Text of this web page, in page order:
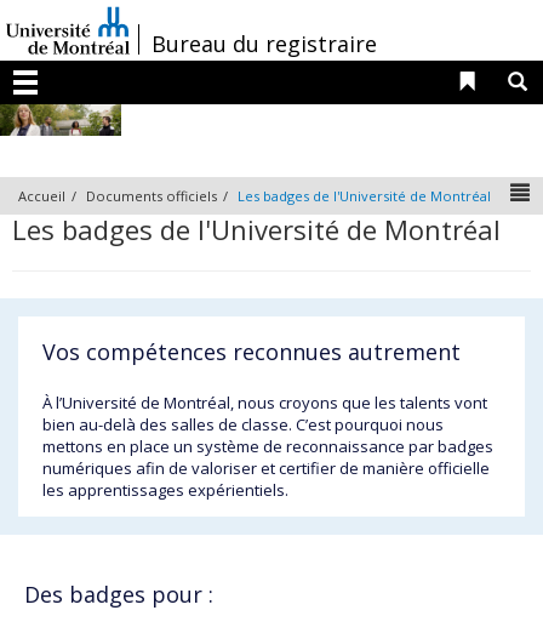
au
contenu
/Bureau du registraire
Menu
Liens
Accueil Documents officiels Les badges de l'Université de Montréal
Les badges de l'Université de Montréal
Vos compétences reconnues autrement
À l’Université de Montréal, nous croyons que les talents vont
bien au-delà des salles de classe. C’est pourquoi nous
mettons en place un système de reconnaissance par badges
numériques afin de valoriser et certifier de manière officielle
les apprentissages expérientiels.
Des badges pour :